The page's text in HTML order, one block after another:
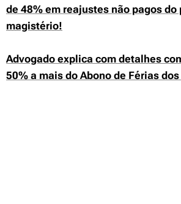
de 48% em reajustes não pagos do
magistério!
Advogado explica com detalhes
50% a mais do Abono de Férias